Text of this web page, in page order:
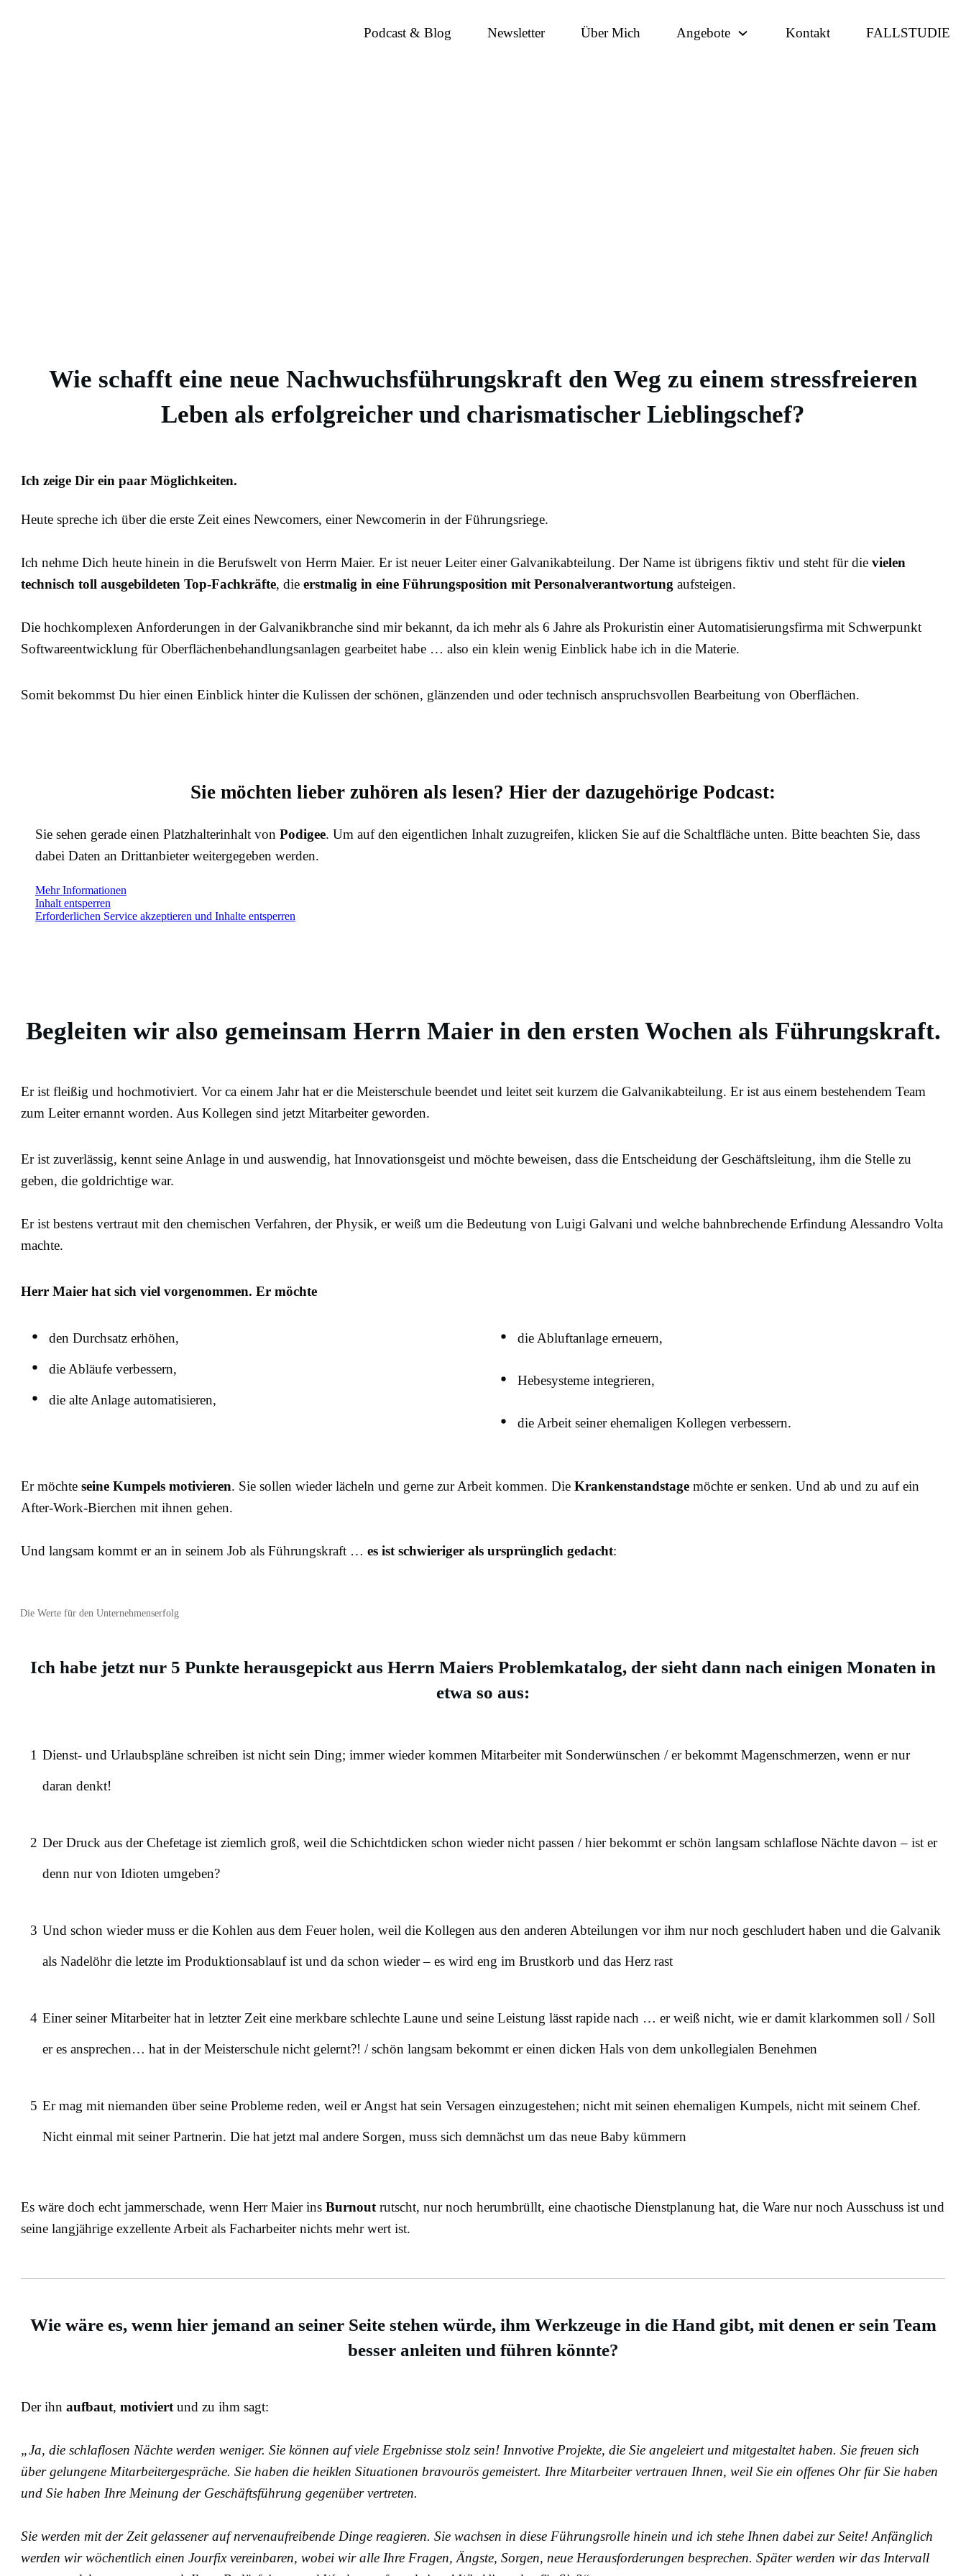
Podcast & Blog Newsletter Über Mich Angebote Kontakt FALLSTUDIE
Wie schafft eine neue Nachwuchsführungskraft den Weg zu einem stressfreieren
Leben als erfolgreicher und charismatischer Lieblingschef?
Ich zeige Dir ein paar Möglichkeiten.
Heute spreche ich über die erste Zeit eines Newcomers, einer Newcomerin in der Führungsriege.
Ich nehme Dich heute hinein in die Berufswelt von Herrn Maier. Er ist neuer Leiter einer Galvanikabteilung. Der Name ist übrigens fiktiv und steht für die vielen
technisch toll ausgebildeten Top-Fachkräfte, die erstmalig in eine Führungsposition mit Personalverantwortung aufsteigen.
Die hochkomplexen Anforderungen in der Galvanikbranche sind mir bekannt, da ich mehr als 6 Jahre als Prokuristin einer Automatisierungsfirma mit Schwerpunkt
Softwareentwicklung für Oberflächenbehandlungsanlagen gearbeitet habe … also ein klein wenig Einblick habe ich in die Materie.
Somit bekommst Du hier einen Einblick hinter die Kulissen der schönen, glänzenden und oder technisch anspruchsvollen Bearbeitung von Oberflächen.
Sie möchten lieber zuhören als lesen? Hier der dazugehörige Podcast:
Sie sehen gerade einen Platzhalterinhalt von Podigee. Um auf den eigentlichen Inhalt zuzugreifen, klicken Sie auf die Schaltfläche unten. Bitte beachten Sie, dass
dabei Daten an Drittanbieter weitergegeben werden.
Mehr Informationen
Inhalt entsperren
Erforderlichen Service akzeptieren und Inhalte entsperren
Begleiten wir also gemeinsam Herrn Maier in den ersten Wochen als Führungskraft.
Er ist fleißig und hochmotiviert. Vor ca einem Jahr hat er die Meisterschule beendet und leitet seit kurzem die Galvanikabteilung. Er ist aus einem bestehendem Team
zum Leiter ernannt worden. Aus Kollegen sind jetzt Mitarbeiter geworden.
Er ist zuverlässig, kennt seine Anlage in und auswendig, hat Innovationsgeist und möchte beweisen, dass die Entscheidung der Geschäftsleitung, ihm die Stelle zu
geben, die goldrichtige war.
Er ist bestens vertraut mit den chemischen Verfahren, der Physik, er weiß um die Bedeutung von Luigi Galvani und welche bahnbrechende Erfindung Alessandro Volta
machte.
Herr Maier hat sich viel vorgenommen. Er möchte
den Durchsatz erhöhen,
die Abläufe verbessern,
die alte Anlage automatisieren,
die Abluftanlage erneuern,
Hebesysteme integrieren,
die Arbeit seiner ehemaligen Kollegen verbessern.
Er möchte seine Kumpels motivieren. Sie sollen wieder lächeln und gerne zur Arbeit kommen. Die Krankenstandstage möchte er senken. Und ab und zu auf ein
After-Work-Bierchen mit ihnen gehen.
Und langsam kommt er an in seinem Job als Führungskraft … es ist schwieriger als ursprünglich gedacht:
Die Werte für den Unternehmenserfolg
Ich habe jetzt nur 5 Punkte herausgepickt aus Herrn Maiers Problemkatalog, der sieht dann nach einigen Monaten in
etwa so aus:
1 Dienst- und Urlaubspläne schreiben ist nicht sein Ding; immer wieder kommen Mitarbeiter mit Sonderwünschen / er bekommt Magenschmerzen, wenn er nur
daran denkt!
2 Der Druck aus der Chefetage ist ziemlich groß, weil die Schichtdicken schon wieder nicht passen / hier bekommt er schön langsam schlaflose Nächte davon – ist er
denn nur von Idioten umgeben?
3 Und schon wieder muss er die Kohlen aus dem Feuer holen, weil die Kollegen aus den anderen Abteilungen vor ihm nur noch geschludert haben und die Galvanik
als Nadelöhr die letzte im Produktionsablauf ist und da schon wieder – es wird eng im Brustkorb und das Herz rast
4 Einer seiner Mitarbeiter hat in letzter Zeit eine merkbare schlechte Laune und seine Leistung lässt rapide nach … er weiß nicht, wie er damit klarkommen soll / Soll
er es ansprechen… hat in der Meisterschule nicht gelernt?! / schön langsam bekommt er einen dicken Hals von dem unkollegialen Benehmen
5 Er mag mit niemanden über seine Probleme reden, weil er Angst hat sein Versagen einzugestehen; nicht mit seinen ehemaligen Kumpels, nicht mit seinem Chef.
Nicht einmal mit seiner Partnerin. Die hat jetzt mal andere Sorgen, muss sich demnächst um das neue Baby kümmern
Es wäre doch echt jammerschade, wenn Herr Maier ins Burnout rutscht, nur noch herumbrüllt, eine chaotische Dienstplanung hat, die Ware nur noch Ausschuss ist und
seine langjährige exzellente Arbeit als Facharbeiter nichts mehr wert ist.
Wie wäre es, wenn hier jemand an seiner Seite stehen würde, ihm Werkzeuge in die Hand gibt, mit denen er sein Team
besser anleiten und führen könnte?
Der ihn aufbaut, motiviert und zu ihm sagt:
„Ja, die schlaflosen Nächte werden weniger. Sie können auf viele Ergebnisse stolz sein! Innvotive Projekte, die Sie angeleiert und mitgestaltet haben. Sie freuen sich
über gelungene Mitarbeitergespräche. Sie haben die heiklen Situationen bravourös gemeistert. Ihre Mitarbeiter vertrauen Ihnen, weil Sie ein offenes Ohr für Sie haben
und Sie haben Ihre Meinung der Geschäftsführung gegenüber vertreten.
Sie werden mit der Zeit gelassener auf nervenaufreibende Dinge reagieren. Sie wachsen in diese Führungsrolle hinein und ich stehe Ihnen dabei zur Seite! Anfänglich
werden wir wöchentlich einen Jourfix vereinbaren, wobei wir alle Ihre Fragen, Ängste, Sorgen, neue Herausforderungen besprechen. Später werden wir das Intervall